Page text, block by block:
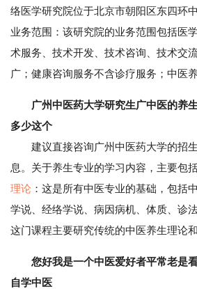
络医学研究院位于北京市朝阳区东四环
业务范围：该研究院的业务范围包括医
术服务、技术开发、技术咨询、技术交
广；健康咨询服务不含诊疗服务；中医养
广州中医药大学研究生广中医的养
多少这个
建议直接咨询广州中医药大学的招
息。关于养生专业的学习内容，主要包
理论 ：这是所有中医专业的基础，包括
学说、经络学说、病因病机、体质、诊
这门课程主要研究传统的中医养生理论
您好我是一个中医爱好者平常老是
自学中医